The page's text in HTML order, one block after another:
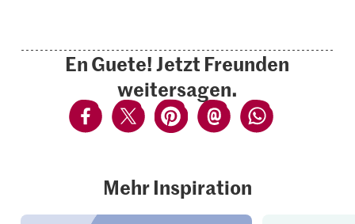
En Guete! Jetzt Freunden
weitersagen.
Mehr Inspiration